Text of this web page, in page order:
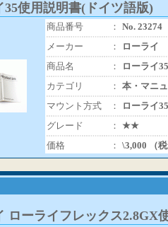
35使用説明書(ドイツ語版)
商品番号 ： No. 23274
メーカー
：
ローライ
商品名
：
ローライ
カテゴリ
： 本・マニ
マウント方式
：
ローライ35
グレード
： ★★
価格
： \3,000 （税
ローライフレックス2.8GX